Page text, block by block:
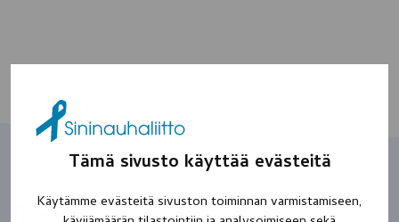
Tämä sivusto käyttää evästeitä
Käytämme evästeitä sivuston toiminnan varmistamiseen,